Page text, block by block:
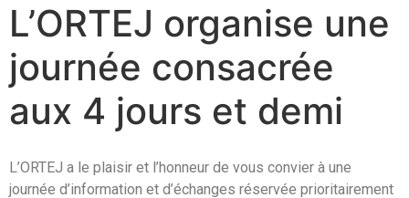
L’ORTEJ organise une
journée consacrée
aux 4 jours et demi
L’ORTEJ a le plaisir et l’honneur de vous convier à une
journée d’information et d’échanges réservée prioritairement